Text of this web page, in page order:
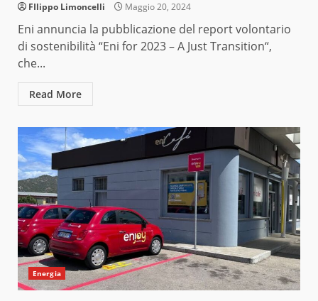
FIlippo Limoncelli Maggio 20, 2024
Eni annuncia la pubblicazione del report volontario
di sostenibilità “Eni for 2023 – A Just Transition“,
che...
Read More
Energia